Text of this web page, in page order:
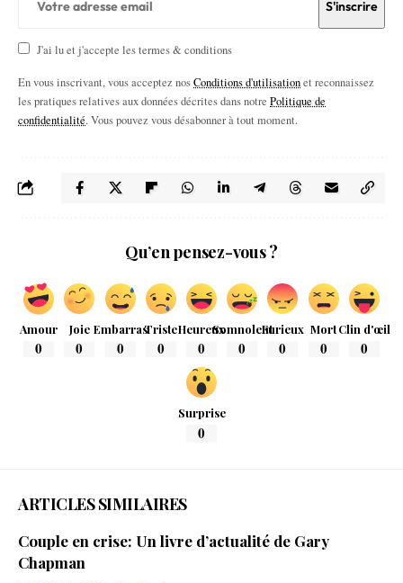
J'ai lu et j'accepte les termes & conditions
En vous inscrivant, vous acceptez nosConditions d'utilisationet reconnaissez
les pratiques relatives aux données décrites dans notre Politique de
confidentialité. Vous pouvez vous désabonner à tout moment.
Qu’en pensez-vous ?
Amour
0
Joie
0
Embarras
0
Triste
0
Heureux
0
Somnolent
0
Furieux
0
Mort
0
Clin d'œil
0
Surprise
0
ARTICLES SIMILAIRES
Couple en crise: Un livre d’actualité de Gary
Chapman